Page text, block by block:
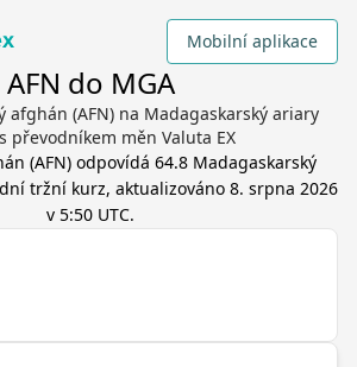
Mobilní aplikace
AFN do MGA
afghán (AFN) na Madagaskarský ariary
převodníkem měn Valuta EX
(AFN) odpovídá 64.8 Madagaskarský
tržní kurz, aktualizováno 8. srpna 2026
v 5:50 UTC.